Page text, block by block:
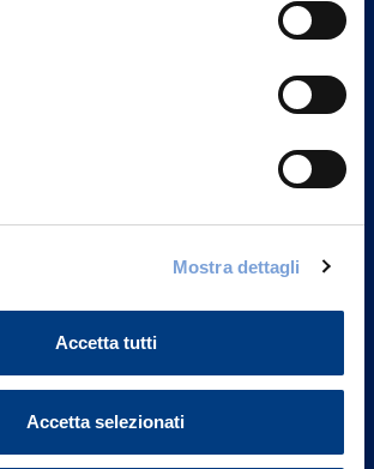
Mostra dettagli
Accetta tutti
Accetta selezionati
S.p.A.